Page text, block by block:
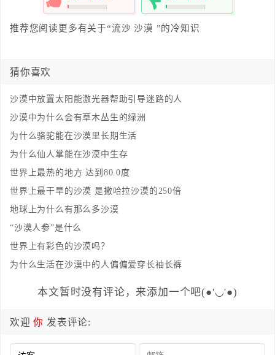
0% 0%
推荐您阅读更多有关于“流沙 沙漠 ”的冷知识
猜你喜欢
沙漠中放置太阳能激光器帮助引导迷路的人
沙漠中为什么会有草木丛生的绿洲
为什么骆驼能在沙漠里长期生活
为什么仙人掌能在沙漠中生存
世界上最热的地方 达到80.0度
世界上最干旱的沙漠 是撒哈拉沙漠的250倍
地球上为什么有那么多沙漠
“沙漠人参”是什么
世界上有彩色的沙漠吗？
为什么生活在沙漠中的人偏偏爱穿长袖长裤
本文暂时没有评论，来添加一个吧(●'◡'●)
欢迎你 发表评论: